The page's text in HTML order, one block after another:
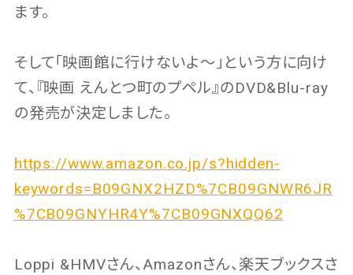
ます。
そして「映画館に行けないよ〜」という方に向け
て、『映画 えんとつ町のプペル』のDVD&Blu-ray
の発売が決定しました。
https://www.amazon.co.jp/s?hidden-
keywords=B09GNX2HZD%7CB09GNWR6JR
%7CB09GNYHR4Y%7CB09GNXQQ62
Loppi &HMVさん、Amazonさん、楽天ブックスさ